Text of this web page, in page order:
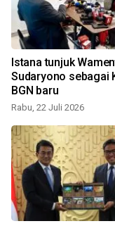
Istana tunjuk
Sudaryono sebagai
BGN baru
Rabu, 22 Juli 2026